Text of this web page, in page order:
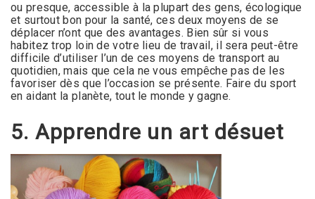
ou presque, accessible à la plupart des gens, écologique
et surtout bon pour la santé, ces deux moyens de se
déplacer n’ont que des avantages. Bien sûr si vous
habitez trop loin de votre lieu de travail, il sera peut-être
difficile d’utiliser l’un de ces moyens de transport au
quotidien, mais que cela ne vous empêche pas de les
favoriser dès que l’occasion se présente. Faire du sport
en aidant la planète, tout le monde y gagne.
5. Apprendre un art désuet